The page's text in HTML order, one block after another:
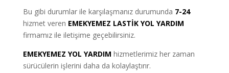
Bu gibi durumlar ile karşılaşmanız durumunda 7-24
hizmet veren EMEKYEMEZ LASTİK YOL YARDIM
firmamız ile iletişime geçebilirsiniz.
EMEKYEMEZ YOL YARDIM hizmetlerimiz her zaman
sürücülerin işlerini daha da kolaylaştırır.